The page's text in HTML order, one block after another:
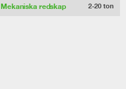
Mekaniska redskap 2-20 ton